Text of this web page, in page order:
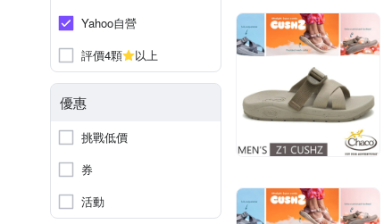
Yahoo自營
評價4顆
以上
優惠
挑戰低價
券
活動